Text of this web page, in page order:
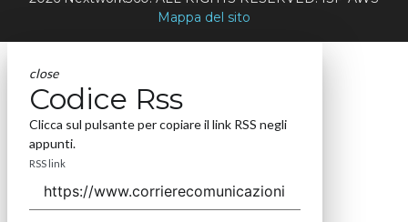
Mappa del sito
close
Codice Rss
Clicca sul pulsante per copiare il link RSS negli
appunti.
RSS link